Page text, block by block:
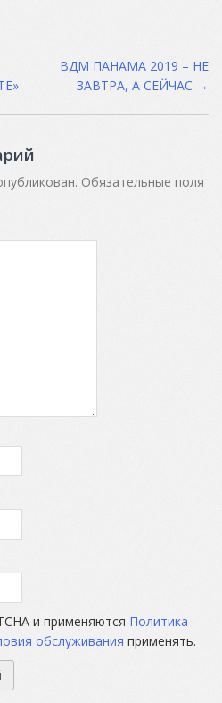
ВДМ ПАНАМА 2019 – НЕ
ЗАВТРА, А СЕЙЧАС →
Обязательные поля
и применяются Политика
обслуживания применять.